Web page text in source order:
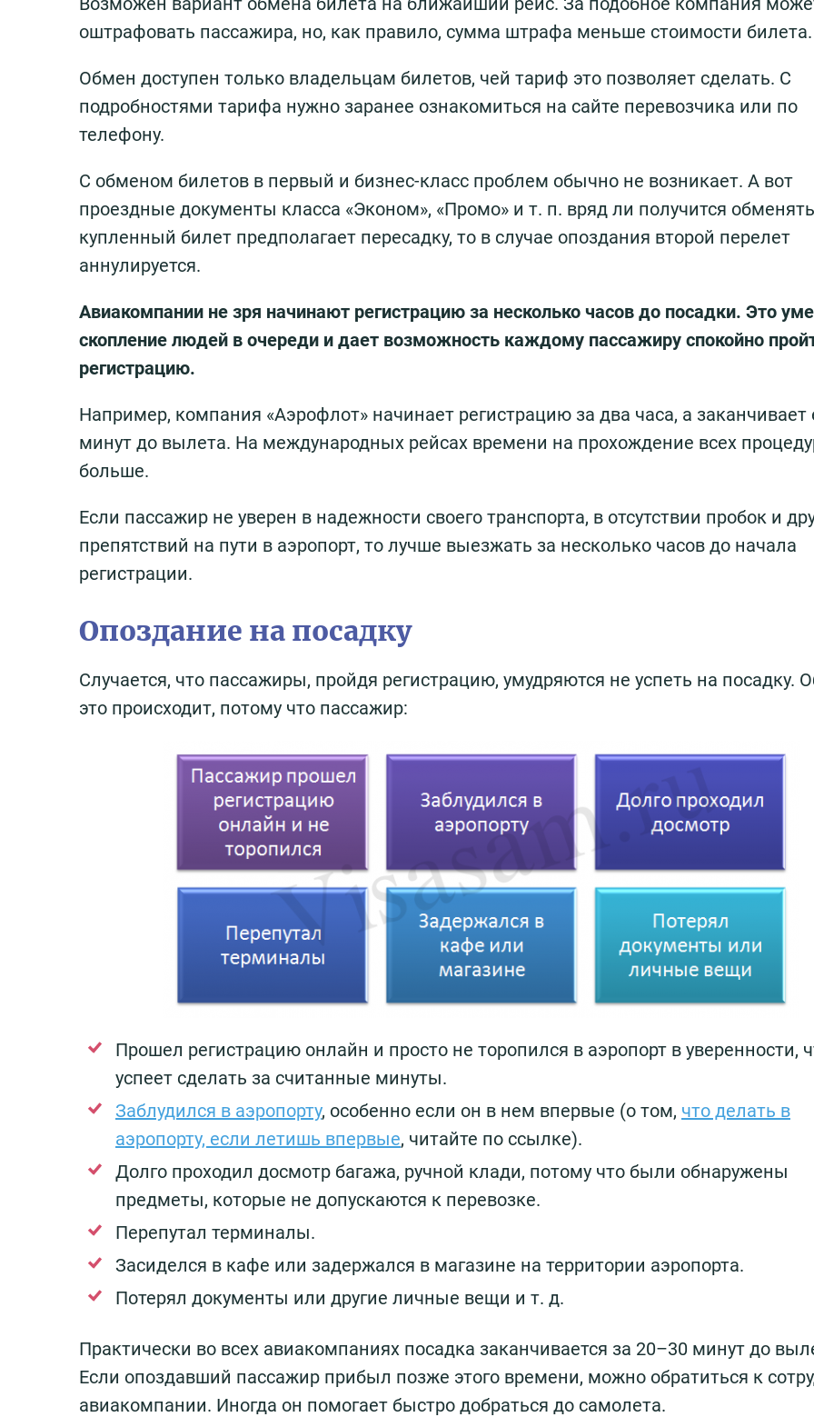
оштрафовать пассажира, но, как правило, сумма штрафа меньше стоимости билета.
Обмен доступен только владельцам билетов, чей тариф это позволяет сделать. С
подробностями тарифа нужно заранее ознакомиться на сайте перевозчика или по
телефону.
С обменом билетов в первый и бизнес-класс проблем обычно не возникает. А вот
проездные документы класса «Эконом», «Промо» и т. п. вряд ли получится
купленный билет предполагает пересадку, то в случае опоздания второй перелет
аннулируется.
Авиакомпании не зря начинают регистрацию за несколько часов до посадки. Это
скопление людей в очереди и дает возможность каждому пассажиру спокойно
регистрацию.
Например, компания «Аэрофлот» начинает регистрацию за два часа, а заканчивает
минут до вылета. На международных рейсах времени на прохождение всех
больше.
Если пассажир не уверен в надежности своего транспорта, в отсутствии пробок и
препятствий на пути в аэропорт, то лучше выезжать за несколько часов до начала
регистрации.
Опоздание на посадку
Случается, что пассажиры, пройдя регистрацию, умудряются не успеть на посадку.
это происходит, потому что пассажир:
Прошел регистрацию онлайн и просто не торопился в аэропорт в уверенности,
успеет сделать за считанные минуты.
Заблудился в аэропорту, особенно если он в нем впервые (о том, что делать в
аэропорту, если летишь впервые, читайте по ссылке).
Долго проходил досмотр багажа, ручной клади, потому что были обнаружены
предметы, которые не допускаются к перевозке.
Перепутал терминалы.
Засиделся в кафе или задержался в магазине на территории аэропорта.
Потерял документы или другие личные вещи и т. д.
Практически во всех авиакомпаниях посадка заканчивается за 20–30 минут до
Если опоздавший пассажир прибыл позже этого времени, можно обратиться к
авиакомпании. Иногда он помогает быстро добраться до самолета.